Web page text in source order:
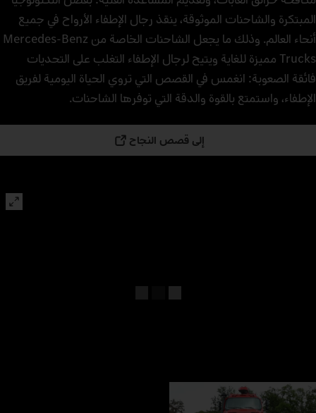
المبتكرة والشاحنات الموثوقة، ينقذ رجال الإطفاء الأرواح في جميع
أنحاء العالم. وذلك ما يجعل الشاحنات الخاصة من Mercedes‑Benz
Trucks مميزة للغاية ويتيح لرجال الإطفاء التغلب على التحديات
فائقة الصعوبة: انغمس في القصص التي تروي الحياة اليومية لفريق
الإطفاء، واستمتع بالقوة والدقة التي توفرها الشاحنات.
إلى قصص النجاح